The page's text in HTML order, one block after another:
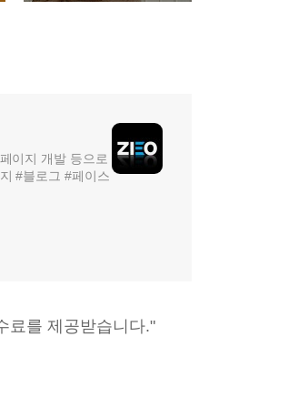
이지 개발 등으로
#블로그 #페이스
료를 제공받습니다."